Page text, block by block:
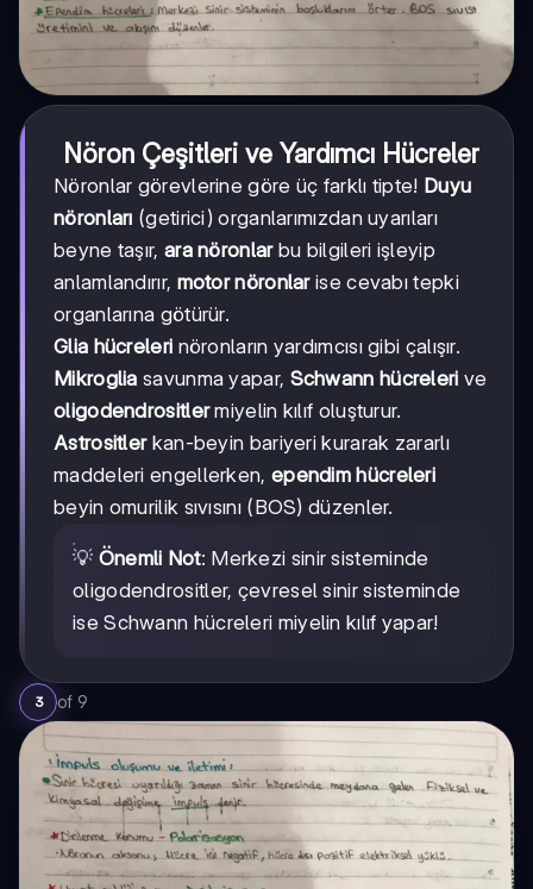
Nöron Çeşitleri ve Yardımcı Hücreler
Nöronlar görevlerine göre üç farklı tipte! Duyu
nöronları (getirici) organlarımızdan uyarıları
beyne taşır, ara nöronlarbu bilgileri işleyip
anlamlandırır, motor nöronlarise cevabı tepki
organlarına götürür.
Glia hücreleri nöronların yardımcısı gibi çalışır.
Mikroglia savunma yapar, Schwann hücreleri ve
oligodendrositlermiyelin kılıf oluşturur.
Astrositlerkan-beyin bariyeri kurarak zararlı
maddeleri engellerken, ependim hücreleri
beyin omurilik sıvısını (BOS) düzenler.
💡 Önemli Not: Merkezi sinir sisteminde
oligodendrositler, çevresel sinir sisteminde
ise Schwann hücreleri miyelin kılıf yapar!
3 of 9